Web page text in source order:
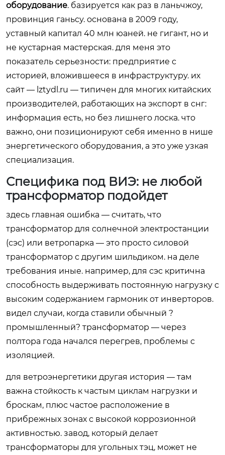
оборудование. базируется как раз в ланьчжоу,
провинция ганьсу. основана в 2009 году,
уставный капитал 40 млн юаней. не гигант, но и
не кустарная мастерская. для меня это
показатель серьезности: предприятие с
историей, вложившееся в инфраструктуру. их
сайт — lztydl.ru — типичен для многих китайских
производителей, работающих на экспорт в снг:
информация есть, но без лишнего лоска. что
важно, они позиционируют себя именно в нише
энергетического оборудования, а это уже узкая
специализация.
Специфика под ВИЭ: не любой
трансформатор подойдет
здесь главная ошибка — считать, что
трансформатор для солнечной электростанции
(сэс) или ветропарка — это просто силовой
трансформатор с другим шильдиком. на деле
требования иные. например, для сэс критична
способность выдерживать постоянную нагрузку с
высоким содержанием гармоник от инверторов.
видел случаи, когда ставили обычный ?
промышленный? трансформатор — через
полтора года начался перегрев, проблемы с
изоляцией.
для ветроэнергетики другая история — там
важна стойкость к частым циклам нагрузки и
броскам, плюс частое расположение в
прибрежных зонах с высокой коррозионной
активностью. завод, который делает
трансформаторы для угольных тэц, может не